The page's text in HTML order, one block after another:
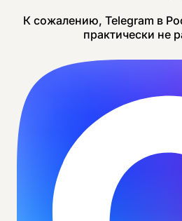
К сожалению, Telegram в
практически не